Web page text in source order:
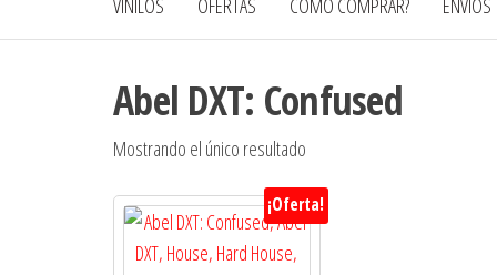
VINILOS OFERTAS CÓMO COMPRAR? ENVÍOS
Abel DXT: Confused
Mostrando el único resultado
¡Oferta!